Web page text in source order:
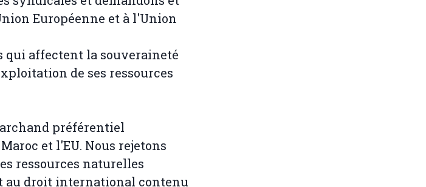
Européenne et à l'Union
qui affectent la souveraineté
de ses ressources
préférentiel
et l'EU. Nous rejetons
ressources naturelles
au droit international contenu